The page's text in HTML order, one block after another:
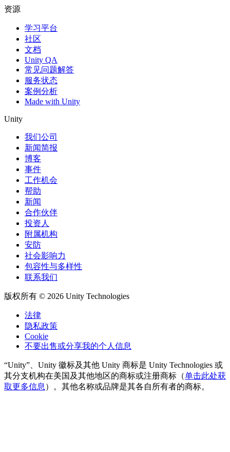
资源
学习平台
社区
文档
Unity QA
常见问题解答
服务状态
案例分析
Made with Unity
Unity
我们公司
新闻简报
博客
事件
工作机会
帮助
新闻
合作伙伴
投资人
附属机构
安防
社会影响力
包容性与多样性
联系我们
版权所有 © 2026 Unity Technologies
法律
隐私政策
Cookie
不要出售或分享我的个人信息
“Unity”、Unity 徽标及其他 Unity 商标是 Unity Technologies 或
其分支机构在美国及其他地区的商标或注册商标（单击此处获
取更多信息 ）。其他名称或品牌是其各自所有者的商标。